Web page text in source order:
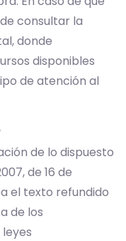
consultar la
donde
disponibles
de atención al
de lo dispuesto
de 16 de
el texto refundido
de los